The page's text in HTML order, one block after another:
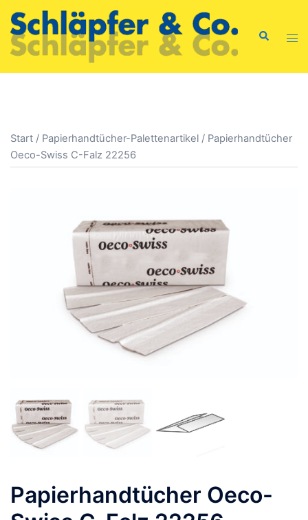
Zum
Inhalt
springen
Suche
Start / Papierhandtücher-Palettenartikel / Papierhandtücher
Oeco-Swiss C-Falz 22256
Papierhandtücher Oeco-